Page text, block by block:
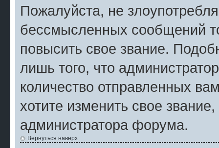
Пожалуйста, не
бессмысленных сообщений
повысить свое звание.
лишь того, что
количество отправленных
хотите изменить свое
администратора форума.
Вернуться наверх